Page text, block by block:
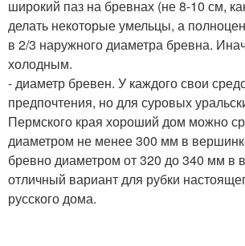
широкий паз на бревнах (не 8-10 см,
делать некоторые умельцы, а
в 2/3 наружного диаметра бревна.
холодным.
- диаметр бревен. У каждого свои
предпочтения, но для суровых
Пермского края хороший дом можно
диаметром не менее 300 мм в
бревно диаметром от 320 до 340 мм в
отличный вариант для рубки
русского дома.